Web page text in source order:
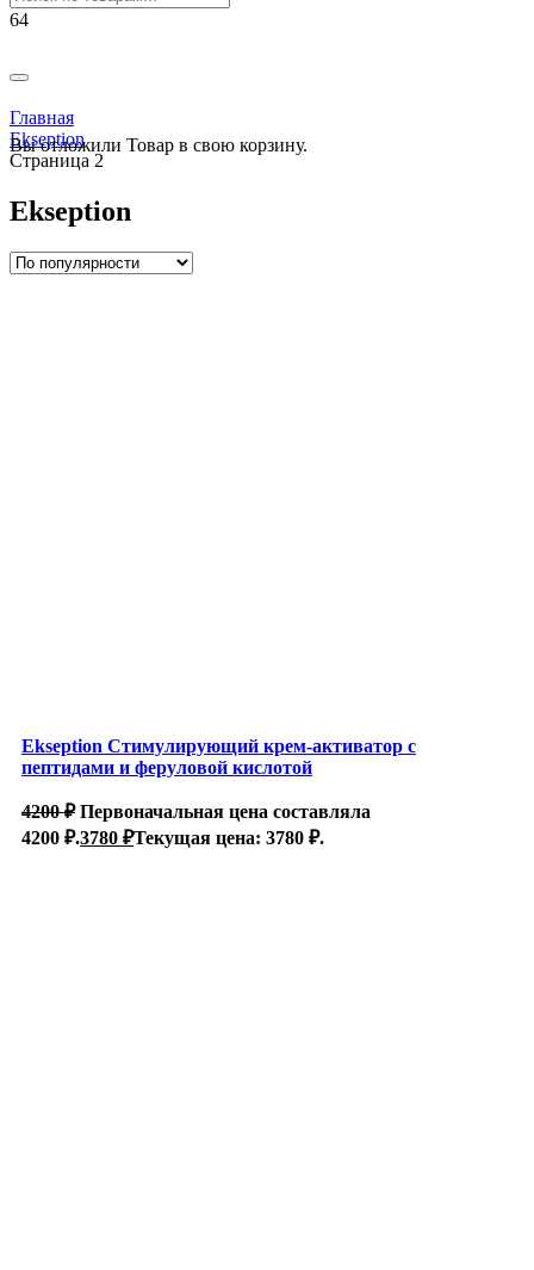
Вы отложили Товар в свою корзину.
Главная
Ekseption
Страница 2
Ekseption
РАСПРОДАЖА!
Ekseption Стимулирующий крем-активатор с
пептидами и феруловой кислотой
4200₽ Первоначальная цена составляла
4200 ₽.3780 ₽Текущая цена: 3780 ₽.
РАСПРОДАЖА!
РАСПРОДАЖА!